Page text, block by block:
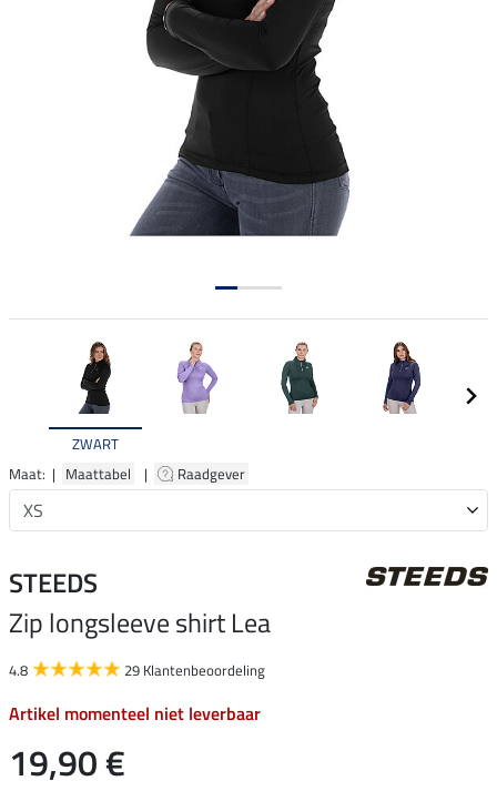
ZWART
Maat: | Maattabel | Raadgever
STEEDS
Zip longsleeve shirt Lea
4.8 29 Klantenbeoordeling
Artikel momenteel niet leverbaar
19,90 €